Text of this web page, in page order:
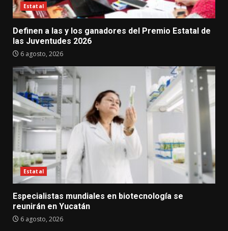
Estatal
Definen a las y los ganadores del Premio Estatal de
las Juventudes 2026
6 agosto, 2026
Estatal
Especialistas mundiales en biotecnología se
reunirán en Yucatán
6 agosto, 2026